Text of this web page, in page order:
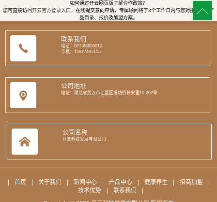
如何通过开云网页版了解合作政策？
您可直接访问 开云官方登录入口，在线提交意向申请，专属顾问将于3个工作日内与您对接，提供产
品目录、报价及加盟方案。
联系我们
电话：027-88850010
手机：15827495155
公司地址
地址：湖北省武汉市江夏区纸坊街长安里10-207号
公司名称
开云科技发展有限公司
首页 关于我们 新闻中心 产品中心 健康养生 招商加盟
技术优势
联系我们